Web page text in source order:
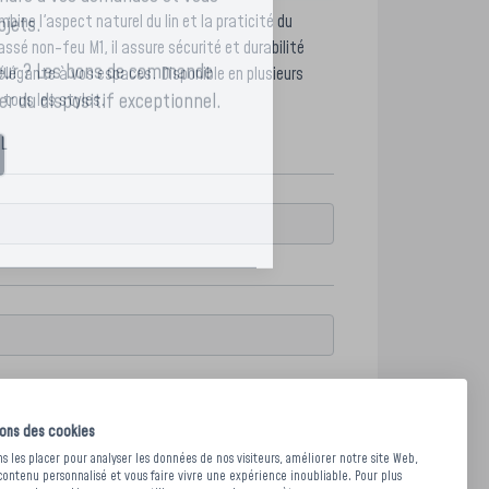
l'aspect naturel du lin et la praticité du
non-feu M1, il assure sécurité et durabilité
à vos espaces. Disponible en plusieurs
tous les styles.
à vos demandes et vous
? Les bons de commande
du dispositif exceptionnel.
des cookies
les placer pour analyser les données de nos visiteurs, améliorer notre site Web,
personnalisé et vous faire vivre une expérience inoubliable. Pour plus